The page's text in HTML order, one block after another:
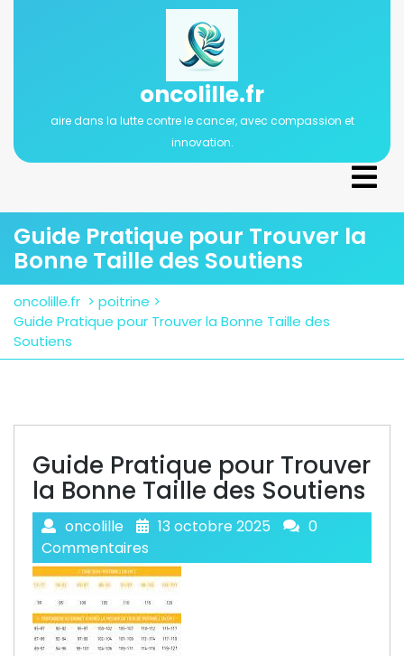
oncolille.fr
aire dans la lutte contre le cancer, avec compassion et
innovation.
Guide Pratique pour Trouver la
Bonne Taille des Soutiens
oncolille.fr > poitrine >
Guide Pratique pour Trouver la Bonne Taille des
Soutiens
Guide Pratique pour Trouver
la Bonne Taille des Soutiens
oncolille 13 octobre 2025
0
Commentaires